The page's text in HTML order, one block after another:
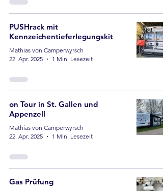
PUSHrack mit
Kennzeichentieferlegungskit
Mathias von Camperwyrsch
22. Apr. 2025
1 Min. Lesezeit
on Tour in St. Gallen und
Appenzell
Mathias von Camperwyrsch
22. Apr. 2025
1 Min. Lesezeit
Gas Prüfung